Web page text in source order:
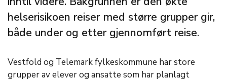
helserisikoen reiser med større grupper gir,
både under og etter gjennomført reise.
Vestfold og Telemark fylkeskommune har store
grupper av elever og ansatte som har planlagt